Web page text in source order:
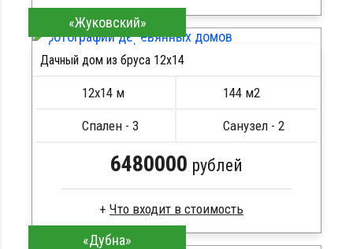
Брус естественной влажности
Стропила, балки 50х200 мм
Кровля металлочерепица
Сборка на березовые нагеля, джут
Металлические сваи 108 диаметр
ПОДРОБНЕЕ
«Жуковский»
Дачный дом из бруса 12х14
12х14 м 144 м2
Спален - 3 Санузел - 2
6480000 рублей
Брус естественной влажности
«Дубна»